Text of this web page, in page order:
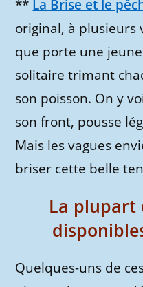
** La Brise et le
original, à plusieurs
que porte une
solitaire trimant
son poisson. On y
son front, pousse
Mais les vagues
briser cette belle
La plupart
Quelques-uns de